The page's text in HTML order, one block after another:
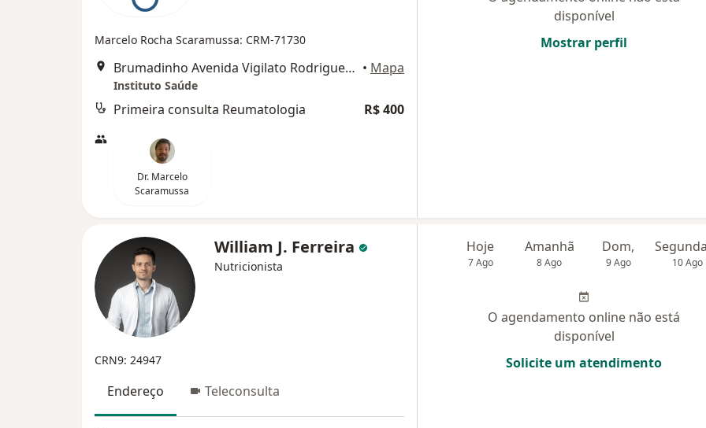
Marcelo Rocha Scaramussa: CRM-71730
Brumadinho Avenida Vigilato Rodrigues Braga 386, Brumadinho • Mapa
Instituto Saúde
Primeira consulta Reumatologia R$ 400
Dr. Marcelo
Scaramussa
disponível
Mostrar perfil
William J. Ferreira
Nutricionista
CRN9: 24947
Endereço Teleconsulta
Hoje
7 Ago
Amanhã
8 Ago
Dom,
9 Ago 10 Ago
O agendamento online não está
disponível
Solicite um atendimento